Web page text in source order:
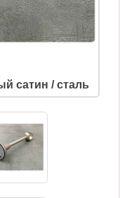
сатин / сталь